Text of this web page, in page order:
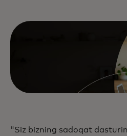
"Siz bizning sadoqat